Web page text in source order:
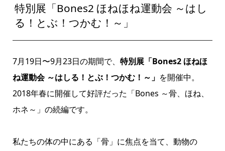
特別展「Bones2 ほねほね運動会 ～はし
る！とぶ！つかむ！～」
7月19日〜9月23日の期間で、 特別展「Bones2 ほねほ
ね運動会 ～はしる！とぶ！つかむ！～」 を開催中。
2018年春に開催して好評だった「Bones ～骨、ほね、
ホネ～」の続編です。
私たちの体の中にある「骨」に焦点を当て、動物の